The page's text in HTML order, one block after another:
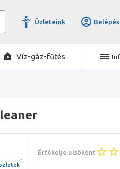
Üzleteink Belépés
Víz-gáz-fűtés
Értékelje elsőként